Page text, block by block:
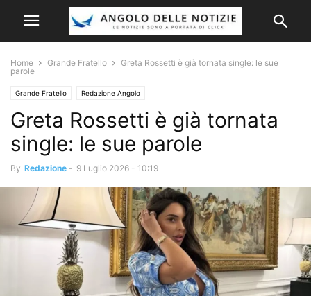
Home Grande Fratello
Greta Rossetti è già tornata single: le sue
parole
Grande Fratello Redazione Angolo
Greta Rossetti è già tornata
single: le sue parole
By Redazione - 9 Luglio 2026 - 10:19